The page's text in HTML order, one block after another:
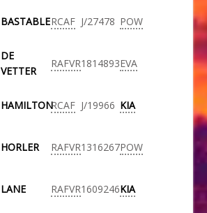
BASTABLERCAF J/27478 POW
DE
VETTER
RAFVR1814893EVA
HAMILTONRCAF J/19966 KIA
HORLER RAFVR1316267POW
LANE RAFVR1609246KIA